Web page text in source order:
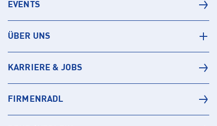
EVENTS
ÜBER UNS
KARRIERE & JOBS
FIRMENRADL